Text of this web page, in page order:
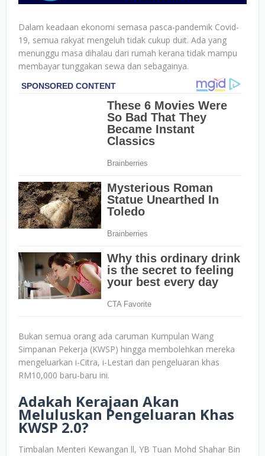
Dalam keadaan ekonomi semasa pasca-pandemik Covid-
19, semua rakyat mengeluh tidak cukup duit. Ada yang
menunggu masa dihalau dari rumah kerana tidak mampu
membayar tunggakan sewa dan sebagainya.
Bukan semua orang ada caruman Kumpulan Wang
Simpanan Pekerja (KWSP) hingga membolehkan mereka
mengeluarkan i-Citra, i-Lestari dan pengeluaran khas
RM10,000 baru-baru ini.
Adakah Kerajaan Akan
Meluluskan Pengeluaran Khas
KWSP 2.0?
Timbalan Menteri Kewangan ll, YB Tuan Mohd Shahar Bin